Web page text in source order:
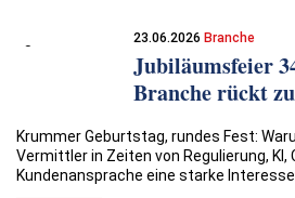
23.06.2026Branche
Jubiläumsfeier
Branche rückt
Krummer Geburtstag, rundes Fest:
Vermittler in Zeiten von Regulierung, KI,
Kundenansprache eine starke